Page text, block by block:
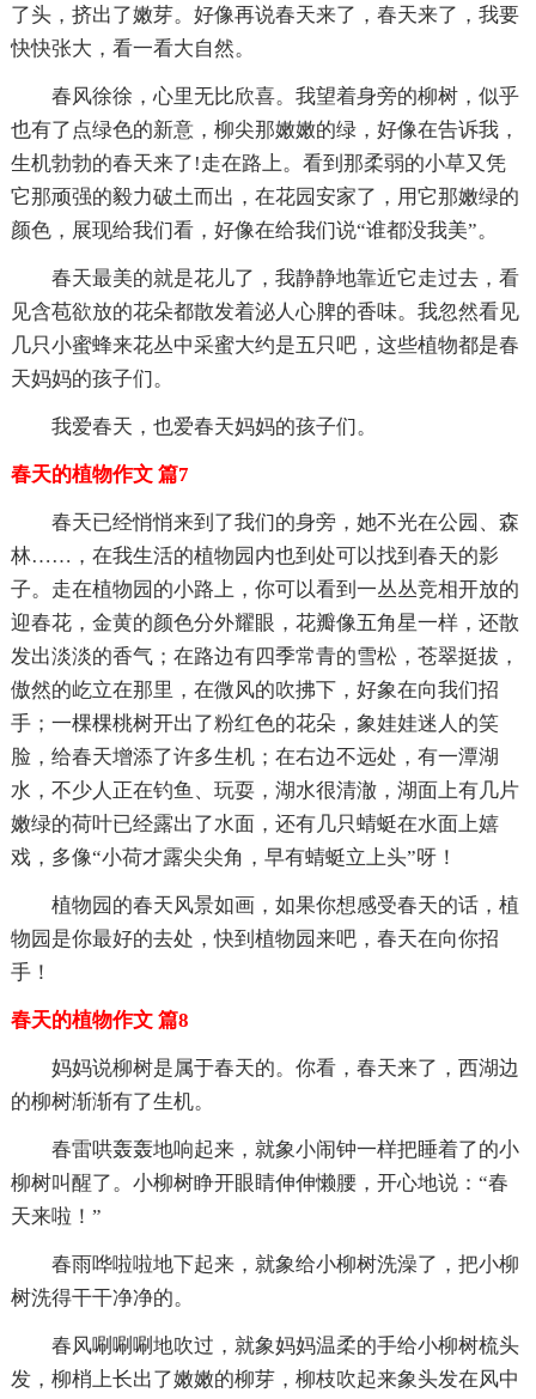
了头，挤出了嫩芽。好像再说春天来了，春天来了，我要
快快张大，看一看大自然。
春风徐徐，心里无比欣喜。我望着身旁的柳树，似乎
也有了点绿色的新意，柳尖那嫩嫩的绿，好像在告诉我，
生机勃勃的春天来了!走在路上。看到那柔弱的小草又凭
它那顽强的毅力破土而出，在花园安家了，用它那嫩绿的
颜色，展现给我们看，好像在给我们说“谁都没我美”。
春天最美的就是花儿了，我静静地靠近它走过去，看
见含苞欲放的花朵都散发着泌人心脾的香味。我忽然看见
几只小蜜蜂来花丛中采蜜大约是五只吧，这些植物都是春
天妈妈的孩子们。
我爱春天，也爱春天妈妈的孩子们。
春天的植物作文 篇7
春天已经悄悄来到了我们的身旁，她不光在公园、森
林……，在我生活的植物园内也到处可以找到春天的影
子。走在植物园的小路上，你可以看到一丛丛竞相开放的
迎春花，金黄的颜色分外耀眼，花瓣像五角星一样，还散
发出淡淡的香气；在路边有四季常青的雪松，苍翠挺拔，
傲然的屹立在那里，在微风的吹拂下，好象在向我们招
手；一棵棵桃树开出了粉红色的花朵，象娃娃迷人的笑
脸，给春天增添了许多生机；在右边不远处，有一潭湖
水，不少人正在钓鱼、玩耍，湖水很清澈，湖面上有几片
嫩绿的荷叶已经露出了水面，还有几只蜻蜓在水面上嬉
戏，多像“小荷才露尖尖角，早有蜻蜓立上头”呀！
植物园的春天风景如画，如果你想感受春天的话，植
物园是你最好的去处，快到植物园来吧，春天在向你招
手！
春天的植物作文 篇8
妈妈说柳树是属于春天的。你看，春天来了，西湖边
的柳树渐渐有了生机。
春雷哄轰轰地响起来，就象小闹钟一样把睡着了的小
柳树叫醒了。小柳树睁开眼睛伸伸懒腰，开心地说：“春
天来啦！”
春雨哗啦啦地下起来，就象给小柳树洗澡了，把小柳
树洗得干干净净的。
春风唰唰唰地吹过，就象妈妈温柔的手给小柳树梳头
发，柳梢上长出了嫩嫩的柳芽，柳枝吹起来象头发在风中